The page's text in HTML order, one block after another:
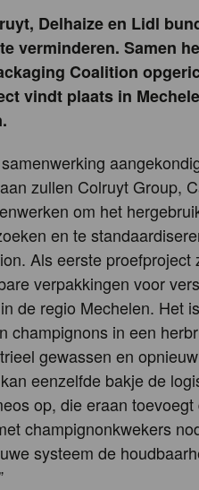
Delhaize en Lidl
verminderen. Samen
Coalition
vindt plaats in
zullen Colruyt Group,
om het
en te
Als eerste proefproject
verpakkingen voor
de regio Mechelen. Het
champignons in een
gewassen en
eenzelfde bakje de
op, die eraan
champignonkwekers
systeem de